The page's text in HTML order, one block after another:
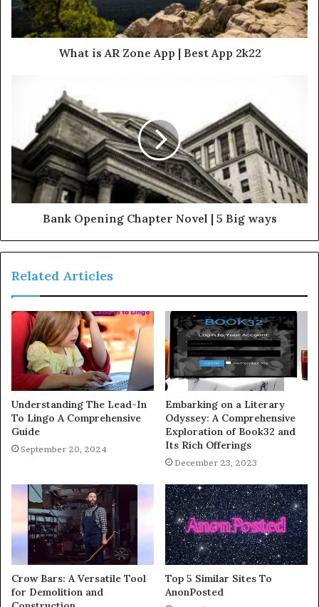
What is AR Zone App | Best App 2k22
Bank Opening Chapter Novel | 5 Big ways
Related Articles
Understanding The Lead-In
To Lingo A Comprehensive
Guide
September 20, 2024
Embarking on a Literary
Odyssey: A Comprehensive
Exploration of Book32 and
Its Rich Offerings
December 23, 2023
Crow Bars: A Versatile Tool
for Demolition and
Top 5 Similar Sites To
AnonPosted